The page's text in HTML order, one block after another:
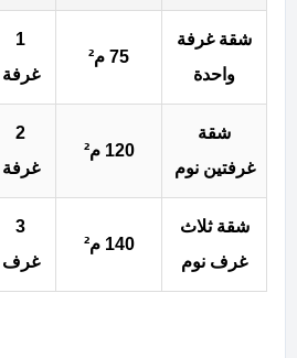
شقة غرفة
واحدة
75 م²
1
غرفة
شقة
غرفتين نوم
120 م²
2
غرفة
شقة ثلاث
غرف نوم
140 م²
3
غرف